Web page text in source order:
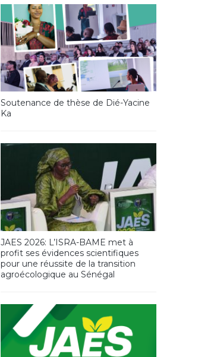
Soutenance de thèse de Dié-Yacine
Ka
JAES 2026: L’ISRA-BAME met à
profit ses évidences scientifiques
pour une réussite de la transition
agroécologique au Sénégal